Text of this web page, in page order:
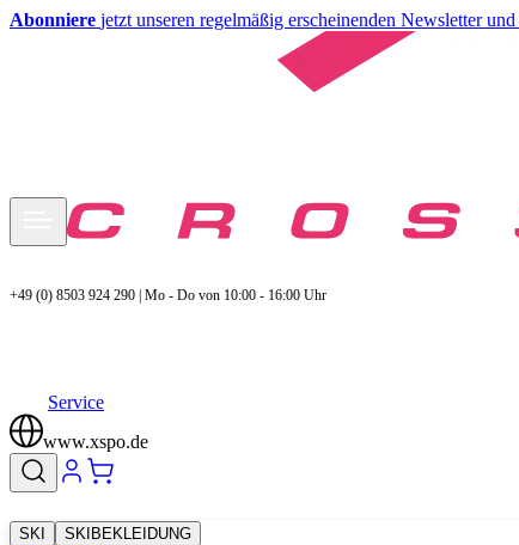
Abonniere jetzt unseren regelmäßig erscheinenden Newsletter und
+49 (0) 8503 924 290 | Mo - Do von 10:00 - 16:00 Uhr
Service
www.xspo.de
SKI SKIBEKLEIDUNG